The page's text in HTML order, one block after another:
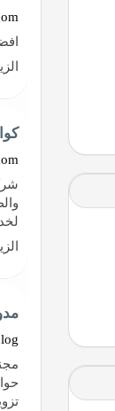
الزيارات:
الزيارات: